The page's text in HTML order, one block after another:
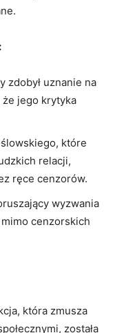
zdobył uznanie na⁤
jego krytyka
które
relacji,
ręce cenzorów.
wyzwania
cenzorskich
⁣która zmusza
została